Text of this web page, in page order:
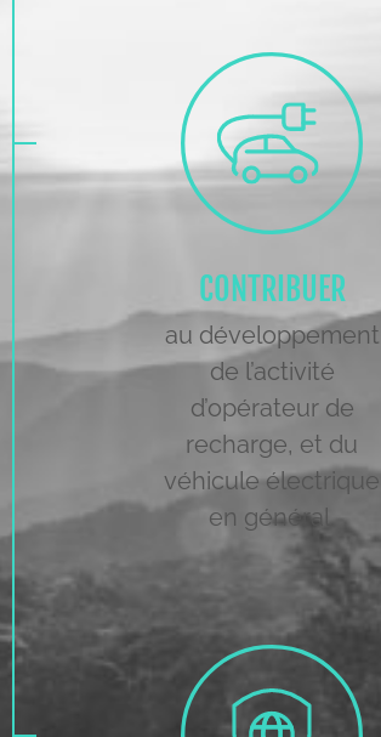
CONTRIBUER
au développement
de l’activité
d’opérateur de
recharge, et du
véhicule électrique
en général.